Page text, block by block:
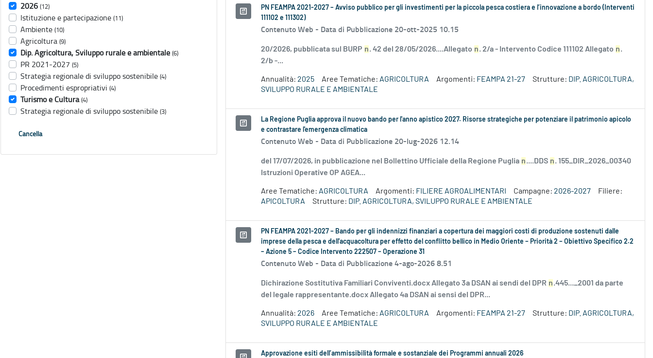
2026 (12)
Istituzione e partecipazione (11)
Ambiente (10)
Agricoltura (9)
Dip. Agricoltura, Sviluppo rurale e ambientale (6)
PR 2021-2027 (5)
Strategia regionale di sviluppo sostenibile (4)
Procedimenti espropriativi (4)
Turismo e Cultura (4)
Strategia regionale di sviluppo sostenibile (3)
Cancella
PN FEAMPA 2021-2027 – Avviso pubblico per gli investimenti per la piccola pesca costiera e l’innovazione a bordo (Interventi
111102 e 111302)
Contenuto Web - Data di Pubblicazione 20-ott-2025 10.15
20/2026, pubblicata sul BURP n. 42 del 28/05/2026....Allegato n. 2/a - Intervento Codice 111102 Allegato n.
2/b -...
Annualità: 2025 Aree Tematiche: AGRICOLTURA Argomenti: FEAMPA 21-27 Strutture: DIP. AGRICOLTURA,
SVILUPPO RURALE E AMBIENTALE
La Regione Puglia approva il nuovo bando per l'anno apistico 2027. Risorse strategiche per potenziare il patrimonio apicolo
e contrastare l'emergenza climatica
Contenuto Web - Data di Pubblicazione 20-lug-2026 12.14
del 17/07/2026, in pubblicazione nel Bollettino Ufficiale della Regione Puglia n....DDS n. 155_DIR_2026_00340
Istruzioni Operative OP AGEA...
Aree Tematiche: AGRICOLTURA Argomenti: FILIERE AGROALIMENTARI Campagne: 2026-2027
Filiere:
APICOLTURA
Strutture: DIP. AGRICOLTURA, SVILUPPO RURALE E AMBIENTALE
PN FEAMPA 2021-2027 – Bando per gli indennizzi finanziari a copertura dei maggiori costi di produzione sostenuti dalle
imprese della pesca e dell'acquacoltura per effetto del conflitto bellico in Medio Oriente – Priorità 2 – Obiettivo Specifico 2.2
– Azione 5 – Codice Intervento 222507 – Operazione 31
Contenuto Web - Data di Pubblicazione 4-ago-2026 8.51
Dichirazione Sostitutiva Familiari Conviventi.docx Allegato 3a DSAN ai sendi del DPR n.445..._2001 da parte
del legale rappresentante.docx Allegato 4a DSAN ai sensi del DPR...
Annualità: 2026 Aree Tematiche: AGRICOLTURA Argomenti: FEAMPA 21-27 Strutture: DIP. AGRICOLTURA,
SVILUPPO RURALE E AMBIENTALE
Approvazione esiti dell’ammissibilità formale e sostanziale dei Programmi annuali 2026